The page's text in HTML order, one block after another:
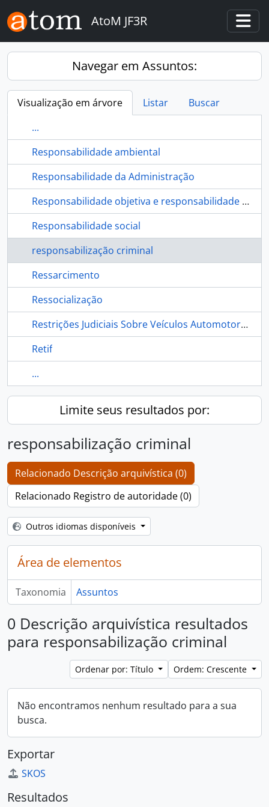
Skip to main content
AtoM JF3R
Navegar em Assuntos:
Visualização em árvore Listar
Buscar
...
Responsabilidade ambiental
Responsabilidade da Administração
Responsabilidade objetiva e responsabilidade subjetiva
Responsabilidade social
responsabilização criminal
Ressarcimento
Ressocialização
Restrições Judiciais Sobre Veículos Automotores (Renajud)
Retif
...
Limite seus resultados por:
responsabilização criminal
Relacionado Descrição arquivística (0)
Relacionado Registro de autoridade (0)
Outros idiomas disponíveis
Área de elementos
Taxonomia Assuntos
0 Descrição arquivística resultados
para responsabilização criminal
Ordenar por: Título Ordem: Crescente
Não encontramos nenhum resultado para a sua
busca.
Exportar
SKOS
Resultados